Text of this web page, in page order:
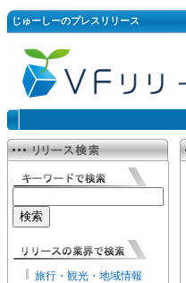
じゅーしーのプレスリリース
旅行・観光・地域情報